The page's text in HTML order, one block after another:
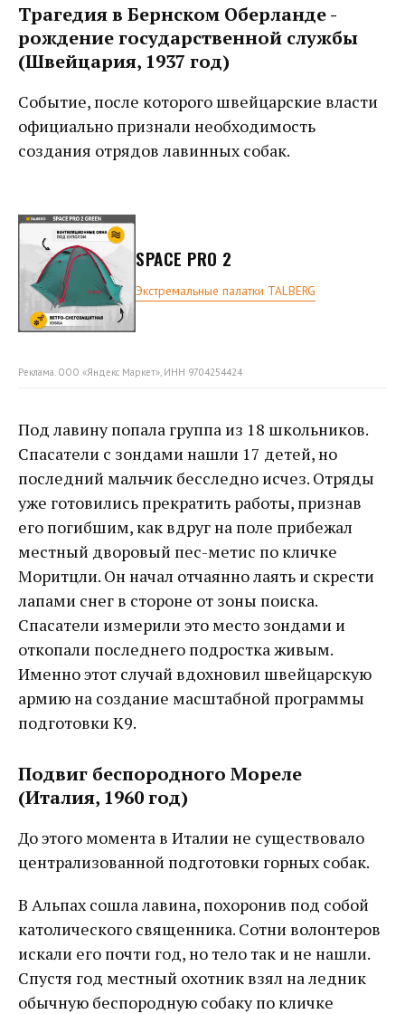
Трагедия в Бернском Оберланде -
рождение государственной службы
(Швейцария, 1937 год)
Событие, после которого швейцарские власти
официально признали необходимость
создания отрядов лавинных собак.
SPACE PRO 2
Экстремальные палатки TALBERG
Реклама. ООО «Яндекс Маркет», ИНН 9704254424
Под лавину попала группа из 18 школьников.
Спасатели с зондами нашли 17 детей, но
последний мальчик бесследно исчез. Отряды
уже готовились прекратить работы, признав
его погибшим, как вдруг на поле прибежал
местный дворовый пес-метис по кличке
Моритцли. Он начал отчаянно лаять и скрести
лапами снег в стороне от зоны поиска.
Спасатели измерили это место зондами и
откопали последнего подростка живым.
Именно этот случай вдохновил швейцарскую
армию на создание масштабной программы
подготовки K9.
Подвиг беспородного Мореле
(Италия, 1960 год)
До этого момента в Италии не существовало
централизованной подготовки горных собак.
В Альпах сошла лавина, похоронив под собой
католического священника. Сотни волонтеров
искали его почти год, но тело так и не нашли.
Спустя год местный охотник взял на ледник
обычную беспородную собаку по кличке